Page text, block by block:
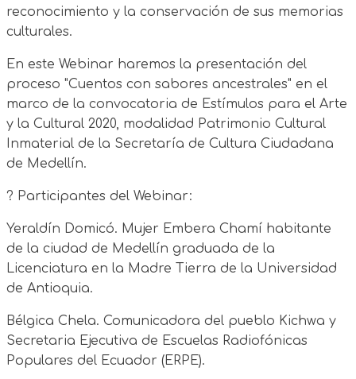
reconocimiento y la conservación de sus memorias
culturales.
En este Webinar haremos la presentación del
proceso "Cuentos con sabores ancestrales" en el
marco de la convocatoria de Estímulos para el Arte
y la Cultural 2020, modalidad Patrimonio Cultural
Inmaterial de la Secretaría de Cultura Ciudadana
de Medellín.
? Participantes del Webinar:
Yeraldín Domicó. Mujer Embera Chamí habitante
de la ciudad de Medellín graduada de la
Licenciatura en la Madre Tierra de la Universidad
de Antioquia.
Bélgica Chela. Comunicadora del pueblo Kichwa y
Secretaria Ejecutiva de Escuelas Radiofónicas
Populares del Ecuador (ERPE).